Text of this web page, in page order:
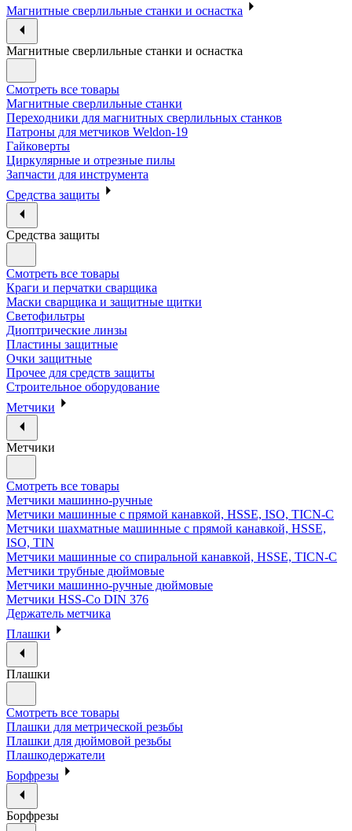
Магнитные сверлильные станки и оснастка
Магнитные сверлильные станки и оснастка
Смотреть все товары
Магнитные сверлильные станки
Переходники для магнитных сверлильных станков
Патроны для метчиков Weldon-19
Гайковерты
Циркулярные и отрезные пилы
Запчасти для инструмента
Средства защиты
Средства защиты
Смотреть все товары
Краги и перчатки сварщика
Маски сварщика и защитные щитки
Светофильтры
Диоптрические линзы
Пластины защитные
Очки защитные
Прочее для средств защиты
Строительное оборудование
Метчики
Метчики
Смотреть все товары
Метчики машинно-ручные
Метчики машинные с прямой канавкой, HSSE, ISO, TICN-C
Метчики шахматные машинные с прямой канавкой, HSSE,
ISO, TIN
Метчики машинные со спиральной канавкой, HSSE, TICN-C
Метчики трубные дюймовые
Метчики машинно-ручные дюймовые
Метчики HSS-Co DIN 376
Держатель метчика
Плашки
Плашки
Смотреть все товары
Плашки для метрической резьбы
Плашки для дюймовой резьбы
Плашкодержатели
Борфрезы
Борфрезы